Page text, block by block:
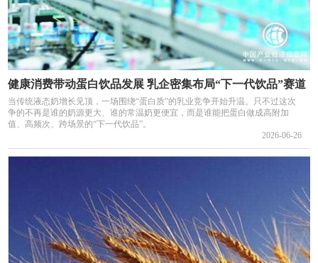
健康消费带动蛋白饮品发展 乳企密集布局“下一代饮品”赛道
当传统液态奶增长见顶，一场围绕“蛋白质”的乳业竞争开始升温。只不过这次
争的不再是谁的奶源更大、谁的常温奶更便宜，而是谁能把蛋白做成高附加
值、高频次、跨场景的“下一代饮品”。
2026-06-26